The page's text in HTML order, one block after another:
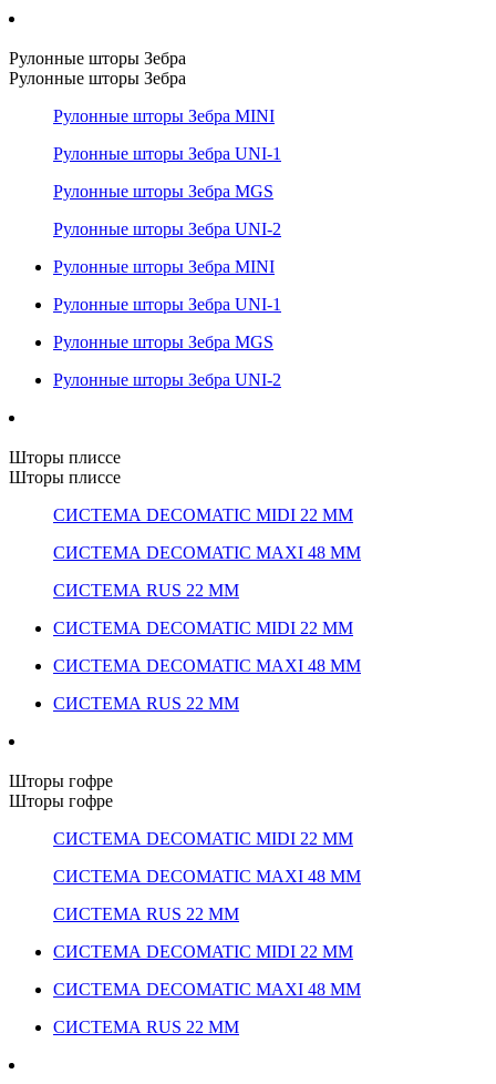
Рулонные шторы Зебра
Рулонные шторы Зебра
Рулонные шторы Зебра MINI
Рулонные шторы Зебра UNI-1
Рулонные шторы Зебра MGS
Рулонные шторы Зебра UNI-2
Рулонные шторы Зебра MINI
Рулонные шторы Зебра UNI-1
Рулонные шторы Зебра MGS
Рулонные шторы Зебра UNI-2
Шторы плиссе
Шторы плиссе
СИСТЕМА DECOMATIC MIDI 22 ММ
СИСТЕМА DECOMATIC MAXI 48 ММ
СИСТЕМА RUS 22 ММ
СИСТЕМА DECOMATIC MIDI 22 ММ
СИСТЕМА DECOMATIC MAXI 48 ММ
СИСТЕМА RUS 22 ММ
Шторы гофре
Шторы гофре
СИСТЕМА DECOMATIC MIDI 22 ММ
СИСТЕМА DECOMATIC MAXI 48 ММ
СИСТЕМА RUS 22 ММ
СИСТЕМА DECOMATIC MIDI 22 ММ
СИСТЕМА DECOMATIC MAXI 48 ММ
СИСТЕМА RUS 22 ММ